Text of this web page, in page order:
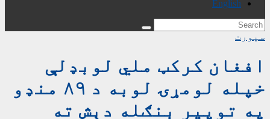
English
سپورت
افغان کرکټ ملي لوبډلې
خپله لومړۍ لوبه د ۸۹ منډو
په توپیر بنګله دېش ته